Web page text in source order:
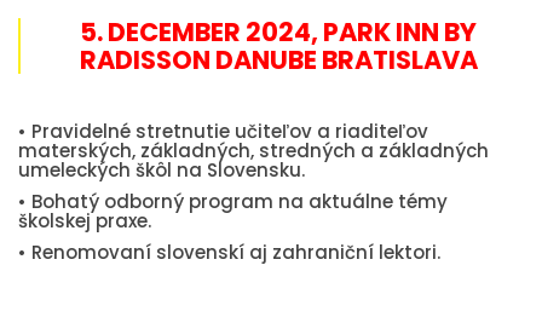
5. DECEMBER 2024, PARK INN BY
RADISSON DANUBE BRATISLAVA
• Pravidelné stretnutie učiteľov a riaditeľov
materských, základných, stredných a základných
umeleckých škôl na Slovensku.
• Bohatý odborný program na aktuálne témy
školskej praxe.
• Renomovaní slovenskí aj zahraniční lektori.